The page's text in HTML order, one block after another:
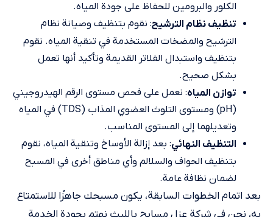
الكلور والبرومين للحفاظ على جودة المياه.
تنظيف نظام الترشيح: نقوم بتنظيف وصيانة نظام
الترشيح والمضخات المستخدمة في تنقية المياه. نقوم
بتنظيف واستبدال الفلاتر القديمة وتأكيد أنها تعمل
بشكل صحيح.
توازن المياه: نعمل على فحص مستوى الرقم الهيدروجيني
(pH) ومستوى التلوث العضوي المذاب (TDS) في المياه
وتعديلهما إلى المستوى المناسب.
التنظيف النهائي: بعد إزالة الأوساخ وتنقية المياه، نقوم
بتنظيف الحواف والسلالم وأي مناطق أخرى في المسبح
لضمان نظافة عامة.
بعد اتمام الخطوات السابقة، يكون مسبحك جاهزًا للاستمتاع